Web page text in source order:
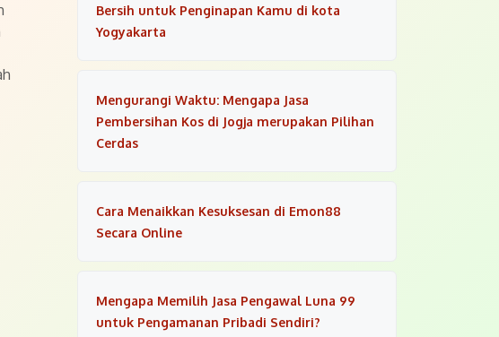
Bersih untuk Penginapan Kamu di kota
Yogyakarta
Mengurangi Waktu: Mengapa Jasa
Pembersihan Kos di Jogja merupakan Pilihan
Cerdas
Cara Menaikkan Kesuksesan di Emon88
Secara Online
Mengapa Memilih Jasa Pengawal Luna 99
untuk Pengamanan Pribadi Sendiri?